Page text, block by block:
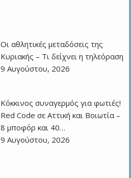
Οι αθλητικές μεταδόσεις της
Κυριακής – Τι δείχνει η τηλεόραση
9 Αυγούστου, 2026
Κόκκινος συναγερμός για φωτιές!
Red Code σε Αττική και Βοιωτία –
8 μποφόρ και 40…
9 Αυγούστου, 2026